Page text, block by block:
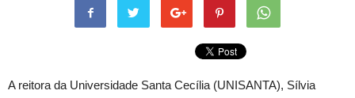
A reitora da Universidade Santa Cecília (UNISANTA), Sílvia